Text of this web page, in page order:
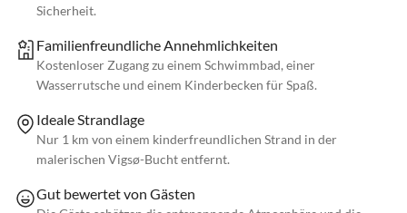
Sicherheit.
Familienfreundliche Annehmlichkeiten
Kostenloser Zugang zu einem Schwimmbad, einer
Wasserrutsche und einem Kinderbecken für Spaß.
Ideale Strandlage
Nur 1 km von einem kinderfreundlichen Strand in der
malerischen Vigsø-Bucht entfernt.
Gut bewertet von Gästen